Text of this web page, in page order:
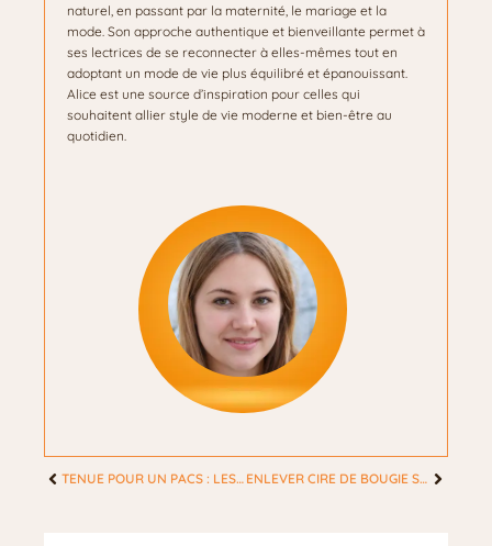
naturel, en passant par la maternité, le mariage et la
mode. Son approche authentique et bienveillante permet à
ses lectrices de se reconnecter à elles-mêmes tout en
adoptant un mode de vie plus équilibré et épanouissant.
Alice est une source d’inspiration pour celles qui
souhaitent allier style de vie moderne et bien-être au
quotidien.
TENUE POUR UN PACS : LES 9 LOOKS CHICS POUR LA MAIRIE ENLEVER CIRE DE BOUGIE SUR VÊTEMENT : LE FER POUR UN RÉSULTAT RAPIDE